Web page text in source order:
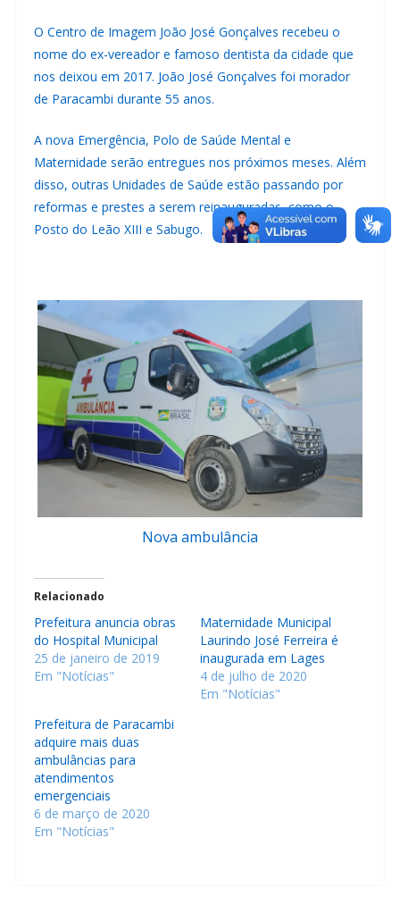
O Centro de Imagem João José Gonçalves recebeu o
nome do ex-vereador e famoso dentista da cidade que
nos deixou em 2017. João José Gonçalves foi morador
de Paracambi durante 55 anos.
A nova Emergência, Polo de Saúde Mental e
Maternidade serão entregues nos próximos meses. Além
disso, outras Unidades de Saúde estão passando por
reformas e prestes a serem reinauguradas, como o
Posto do Leão XIII e Sabugo.
Nova ambulância
Relacionado
Prefeitura anuncia obras
do Hospital Municipal
25 de janeiro de 2019
Em "Notícias"
Maternidade Municipal
Laurindo José Ferreira é
inaugurada em Lages
4 de julho de 2020
Em "Notícias"
Prefeitura de Paracambi
adquire mais duas
ambulâncias para
atendimentos
emergenciais
6 de março de 2020
Em "Notícias"